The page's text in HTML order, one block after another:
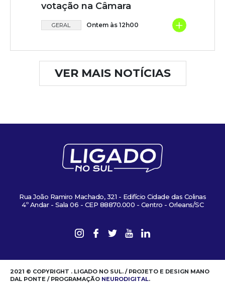
votação na Câmara
GERAL Ontem às 12h00 +
VER MAIS NOTÍCIAS
Rua João Ramiro Machado, 321 - Edifício Cidade das Colinas
4º Andar - Sala 06 - CEP 88870.000 - Centro - Orleans/SC
2021 © COPYRIGHT . LIGADO NO SUL. / PROJETO E DESIGN MANO
DAL PONTE / PROGRAMAÇÃO NEURODIGITAL.